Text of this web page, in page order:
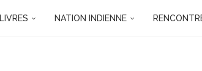
LIVRES NATION INDIENNE